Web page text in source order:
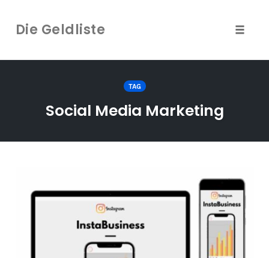
Die Geldliste
TAG
Social Media Marketing